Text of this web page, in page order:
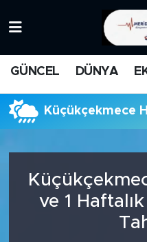
GÜNCEL DÜNYA
Küçükçekmece
ve 1
FİNANS
Süper Lig Puan
Tüm Manşetler